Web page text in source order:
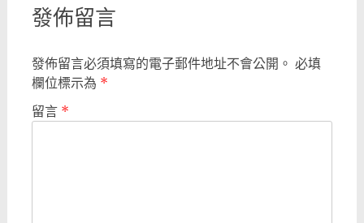
發佈留言
發佈留言必須填寫的電子郵件地址不會公開。 必填
欄位標示為 *
留言 *